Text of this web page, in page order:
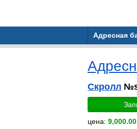
Адресная
Скролл
цена: